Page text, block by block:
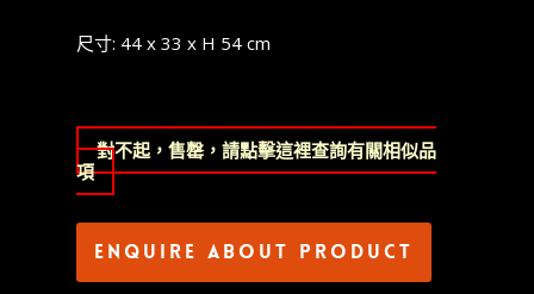
尺寸: 44 x 33 x H 54 cm
對不起，售罄，請點擊這裡查詢有關相似品
項
Enquire about product